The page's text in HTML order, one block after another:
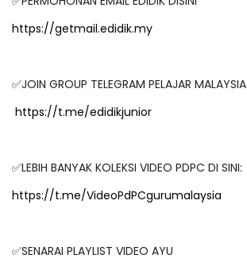
https://getmail.edidik.my
✅JOIN GROUP TELEGRAM PELAJAR MALAYSIA
https://t.me/edidikjunior
✅LEBIH BANYAK KOLEKSI VIDEO PDPC DI SINI:
https://t.me/VideoPdPCgurumalaysia
✅SENARAI PLAYLIST VIDEO AYU